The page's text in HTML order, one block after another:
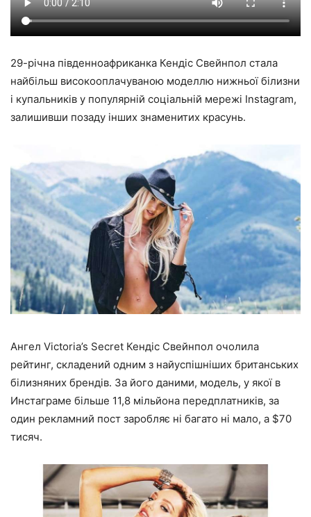
29-річна південноафриканка Кендіс Свейнпол стала
найбільш високооплачуваною моделлю нижньої білизни
і купальників у популярній соціальній мережі Instagram,
залишивши позаду інших знаменитих красунь.
Ангел Victoria’s Secret Кендіс Свейнпол очолила
рейтинг, складений одним з найуспішніших британських
білизняних брендів. За його даними, модель, у якої в
Инстаграме більше 11,8 мільйона передплатників, за
один рекламний пост заробляє ні багато ні мало, а $70
тисяч.